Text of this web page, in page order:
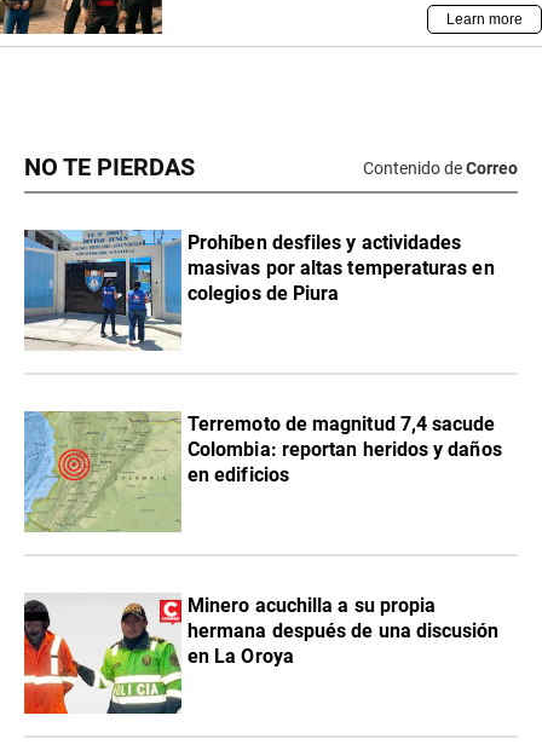
NO TE PIERDAS Contenido deCorreo
Prohíben desfiles y actividades
masivas por altas temperaturas en
colegios de Piura
Terremoto de magnitud 7,4 sacude
Colombia: reportan heridos y daños
en edificios
Minero acuchilla a su propia
hermana después de una discusión
en La Oroya